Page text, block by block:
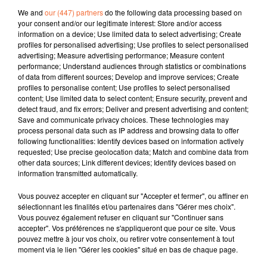
JOURNAL DU MARDI 10 MAI (SOIR)
Patrice Bémanangy
L'info près de chez vous
Présenté par Patrice Bémanangy
L'équipe de campagne du député sortant Jean-Marie
Fiévet en ordre de marche pour les législatives ( photo
).
A partir du 01 Juin, les passages en déchetterie dans le
thouarsais seront limités à 24 par an.
Le FAR, le Festival des Arts de la Rue, lancera la saison
estivale bressuiraise les 1er et 2 juillet prochain.
Le retour de Sylvain Schartz. Ce dernier sera de
nouveau l'entraineur des filles du Réveil Bressuirais
Basket.
Nouveau défi pour Cholet basket ce soir avec un
We and our (447) partnersdo the following data processing based on
your consent and/or our legitimate interest: Store and/or access
information on a device; Use limited data to select advertising; Create
profiles for personalised advertising; Use profiles to select personalised
advertising; Measure advertising performance; Measure content
performance; Understand audiences through statistics or combinations
of data from different sources; Develop and improve services; Create
profiles to personalise content; Use profiles to select personalised
content; Use limited data to select content; Ensure security, prevent and
detect fraud, and fix errors; Deliver and present advertising and content;
Save and communicate privacy choices. These technologies may
process personal data such as IP address and browsing data to offer
following functionalities: Identify devices based on information actively
requested; Use precise geolocation data; Match and combine data from
other data sources; Link different devices; Identify devices based on
information transmitted automatically.
Vous pouvez accepter en cliquant sur "Accepter et fermer", ou affiner en
sélectionnant les finalités et/ou partenaires dans "Gérer mes choix".
Vous pouvez également refuser en cliquant sur "Continuer sans
accepter". Vos préférences ne s'appliqueront que pour ce site. Vous
pouvez mettre à jour vos choix, ou retirer votre consentement à tout
moment via le lien "Gérer les cookies" situé en bas de chaque page.